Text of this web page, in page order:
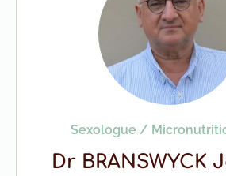
Sexologue /
Dr BRANSWYCK